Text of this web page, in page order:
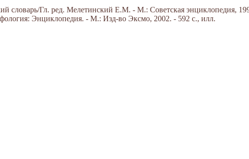
словарь/Гл. ред. Мелетинский Е.М. - М.: Советская энциклопедия,
Энциклопедия. - М.: Изд-во Эксмо, 2002. - 592 с., илл.